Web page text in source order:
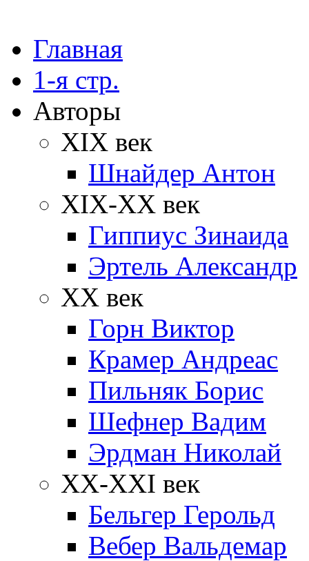
Главная
1-я стр.
Авторы
XIX век
Шнайдер Антон
XIX-XX век
Гиппиус Зинаида
Эртель Александр
XX век
Горн Виктор
Крамер Андреас
Пильняк Борис
Шефнер Вадим
Эрдман Николай
ХХ-XXI век
Бельгер Герольд
Вебер Вальдемар